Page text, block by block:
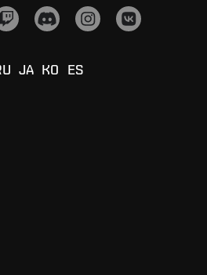
JA KO ES